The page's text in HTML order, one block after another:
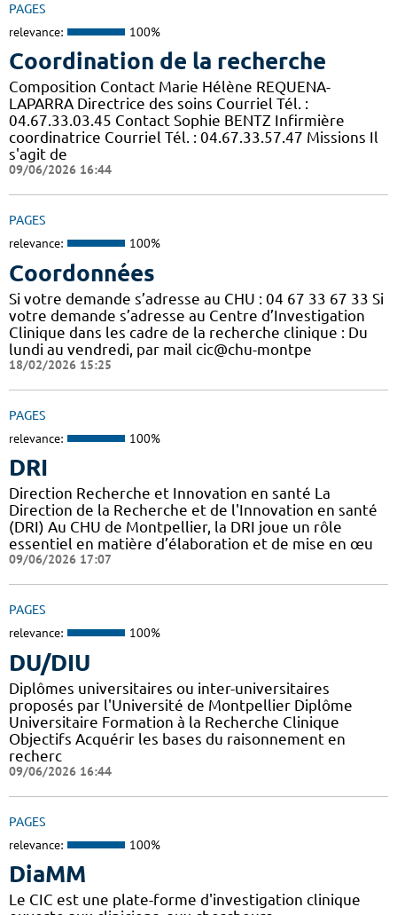
PAGES
relevance: 100%
Coordination de la recherche
Composition Contact Marie Hélène REQUENA-
LAPARRA Directrice des soins Courriel Tél. :
04.67.33.03.45 Contact Sophie BENTZ Infirmière
coordinatrice Courriel Tél. : 04.67.33.57.47 Missions Il
s'agit de
09/06/2026 16:44
PAGES
relevance: 100%
Coordonnées
Si votre demande s’adresse au CHU : 04 67 33 67 33 Si
votre demande s’adresse au Centre d’Investigation
Clinique dans les cadre de la recherche clinique : Du
lundi au vendredi, par mail cic@chu-montpe
18/02/2026 15:25
PAGES
relevance: 100%
DRI
Direction Recherche et Innovation en santé La
Direction de la Recherche et de l'Innovation en santé
(DRI) Au CHU de Montpellier, la DRI joue un rôle
essentiel en matière d’élaboration et de mise en œu
09/06/2026 17:07
PAGES
relevance: 100%
DU/DIU
Diplômes universitaires ou inter-universitaires
proposés par l'Université de Montpellier Diplôme
Universitaire Formation à la Recherche Clinique
Objectifs Acquérir les bases du raisonnement en
recherc
09/06/2026 16:44
PAGES
relevance: 100%
DiaMM
Le CIC est une plate-forme d'investigation clinique